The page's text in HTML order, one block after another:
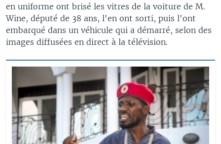
en uniforme ont brisé les vitres de la voiture de M.
Wine, député de 38 ans, l'en ont sorti, puis l'ont
embarqué dans un véhicule qui a démarré, selon des
images diffusées en direct à la télévision.